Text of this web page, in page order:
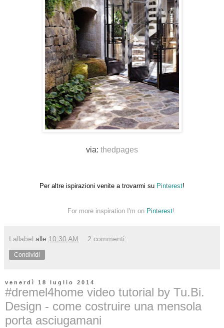
via: thedpages
Per altre ispirazioni venite a trovarmi su Pinterest!
For more inspiration I'm on Pinterest!
Lallabel alle 10:30 AM 2 commenti:
Condividi
venerdì 18 luglio 2014
#dremel4home video tutorial by Tu.Bi.
Design - come costruire una mensola
porta asciugamani